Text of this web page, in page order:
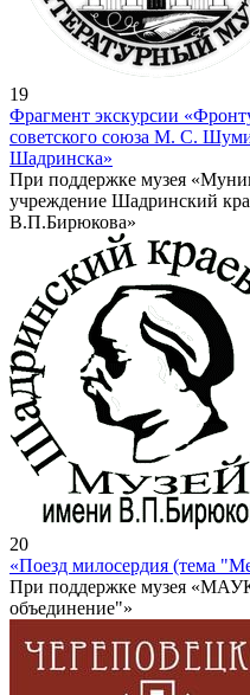
19
Фрагмент экскурсии
советского союза М. С.
Шадринска»
При поддержке музея
учреждение Шадринский
В.П.Бирюкова»
20
«Поезд милосердия (тема
При поддержке музея
объединение"»